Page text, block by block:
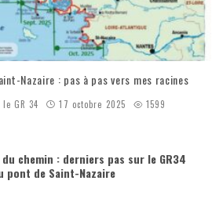
Nazaire : pas à pas vers mes racines
GR 34 17 octobre 2025 1599
chemin : derniers pas sur le GR34
pont de Saint-Nazaire